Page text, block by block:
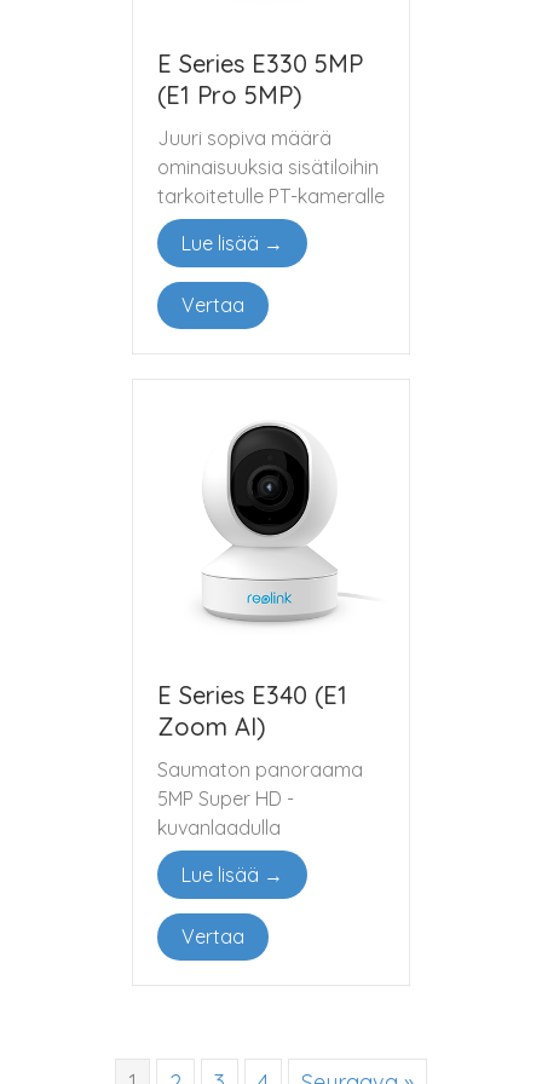
E Series E330 5MP
(E1 Pro 5MP)
Juuri sopiva määrä
ominaisuuksia sisätiloihin
tarkoitetulle PT-kameralle
Lue lisää →
Vertaa
E Series E340 (E1
Zoom AI)
Saumaton panoraama
5MP Super HD -
kuvanlaadulla
Lue lisää →
Vertaa